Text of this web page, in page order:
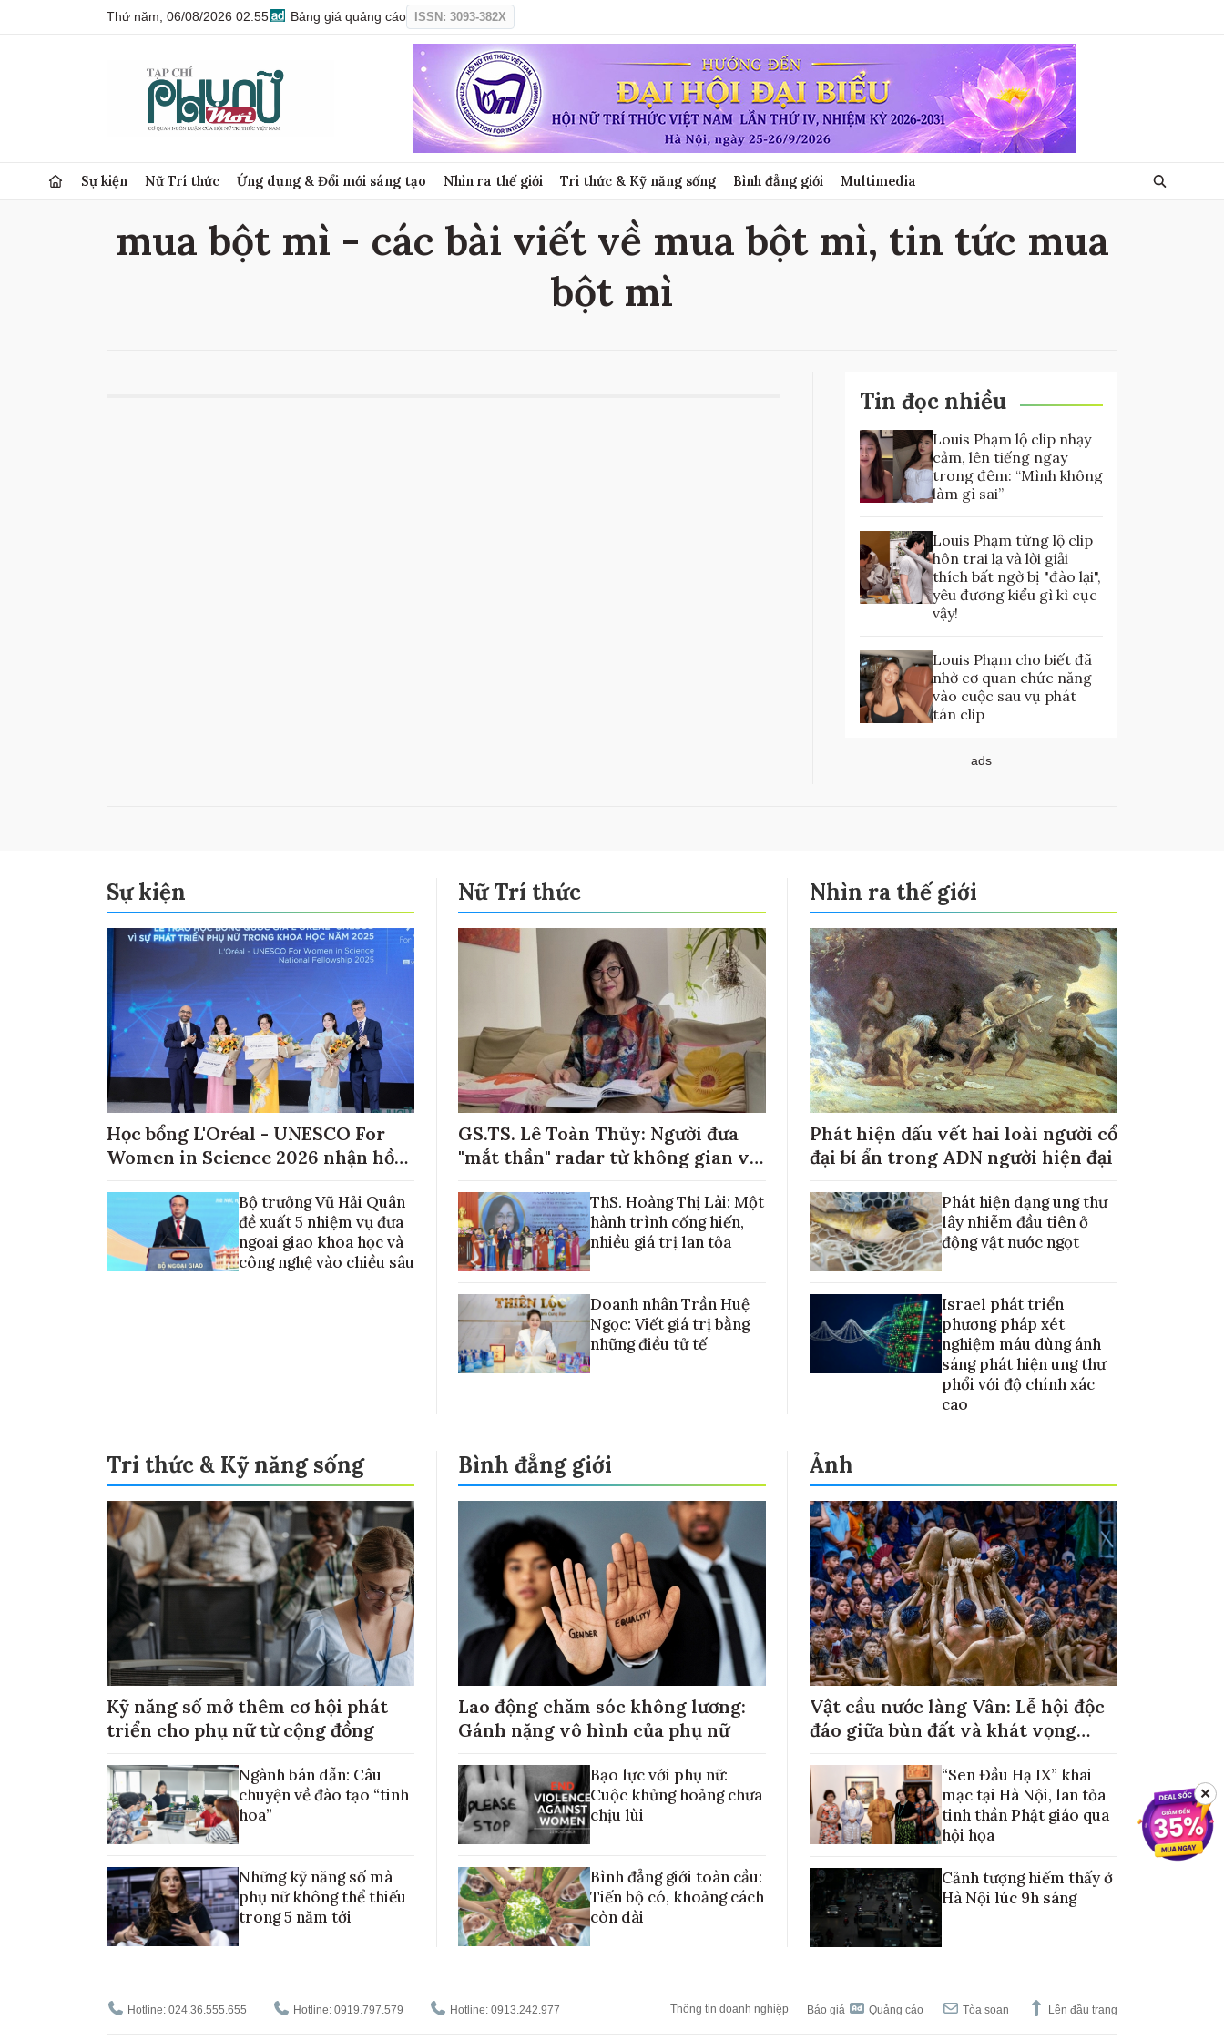
Thứ năm, 06/08/2026 02:55 Bảng giá quảng cáo ISSN: 3093-382X
Sự kiện Nữ Trí thức Ứng dụng & Đổi mới sáng tạo Nhìn ra thế giới Tri thức & Kỹ năng sống Bình đẳng giới Multimedia
mua bột mì - các bài viết về mua bột mì, tin tức mua
bột mì
Tin đọc nhiều
Louis Phạm lộ clip nhạy
cảm, lên tiếng ngay
trong đêm: “Mình không
làm gì sai”
Louis Phạm từng lộ clip
hôn trai lạ và lời giải
thích bất ngờ bị "đào lại",
yêu đương kiểu gì kì cục
vậy!
Louis Phạm cho biết đã
nhờ cơ quan chức năng
vào cuộc sau vụ phát
tán clip
ads
Sự kiện
Học bổng L'Oréal - UNESCO For
Women in Science 2026 nhận hồ
Bộ trưởng Vũ Hải Quân
đề xuất 5 nhiệm vụ đưa
ngoại giao khoa học và
công nghệ vào chiều sâu
Nữ Trí thức
GS.TS. Lê Toàn Thủy: Người đưa
"mắt thần" radar từ không gian về
ThS. Hoàng Thị Lài: Một
hành trình cống hiến,
nhiều giá trị lan tỏa
Doanh nhân Trần Huệ
Ngọc: Viết giá trị bằng
những điều tử tế
Nhìn ra thế giới
Phát hiện dấu vết hai loài người cổ
đại bí ẩn trong ADN người hiện đại
Phát hiện dạng ung thư
lây nhiễm đầu tiên ở
động vật nước ngọt
Israel phát triển
phương pháp xét
nghiệm máu dùng ánh
sáng phát hiện ung thư
phổi với độ chính xác
cao
Tri thức & Kỹ năng sống
Kỹ năng số mở thêm cơ hội phát
triển cho phụ nữ từ cộng đồng
Ngành bán dẫn: Câu
chuyện về đào tạo “tinh
hoa”
Những kỹ năng số mà
phụ nữ không thể thiếu
trong 5 năm tới
Bình đẳng giới
Lao động chăm sóc không lương:
Gánh nặng vô hình của phụ nữ
Bạo lực với phụ nữ:
Cuộc khủng hoảng chưa
chịu lùi
Bình đẳng giới toàn cầu:
Tiến bộ có, khoảng cách
còn dài
Ảnh
Vật cầu nước làng Vân: Lễ hội độc
đáo giữa bùn đất và khát vọng
“Sen Đầu Hạ IX” khai
mạc tại Hà Nội, lan tỏa
tinh thần Phật giáo qua
hội họa
Cảnh tượng hiếm thấy ở
Hà Nội lúc 9h sáng
Hotline: 024.36.555.655 Hotline: 0919.797.579 Hotline: 0913.242.977 Thông tin doanh nghiệp Báo giá Quảng cáo Tòa soạn Lên đầu trang
✕